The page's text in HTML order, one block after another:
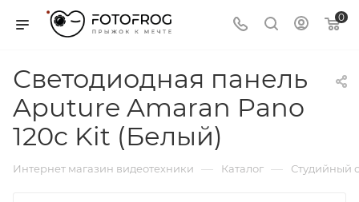
0
Светодиодная панель
Aputure Amaran Pano
120c Kit (Белый)
Интернет магазин видеотехники — Каталог — Студийный